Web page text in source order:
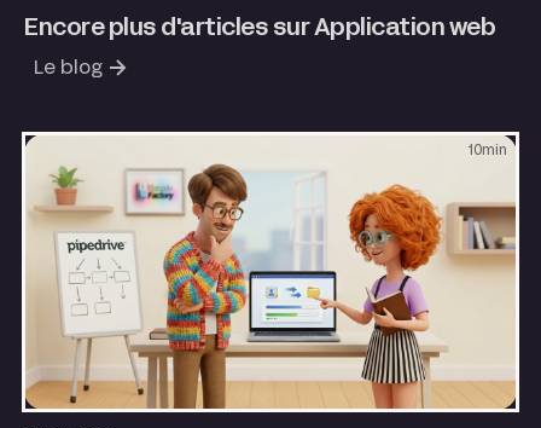
Encore plus d'articles sur Application web
Le blog
10 min